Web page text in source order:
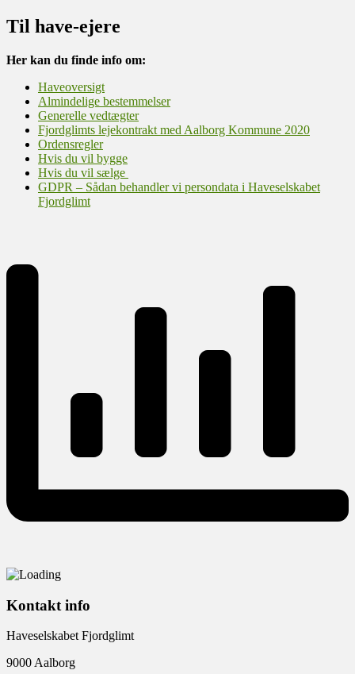
Til have-ejere
Her kan du finde info om:
Haveoversigt
Almindelige bestemmelser
Generelle vedtægter
Fjordglimts lejekontrakt med Aalborg Kommune 2020
Ordensregler
Hvis du vil bygge
Hvis du vil sælge
GDPR – Sådan behandler vi persondata i Haveselskabet
Fjordglimt
Kontakt info
Haveselskabet Fjordglimt
9000 Aalborg